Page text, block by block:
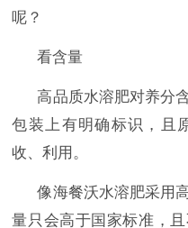
呢？
看含量
高品质水溶肥对养分
包装上有明确标识，且
收、利用。
像海餐沃水溶肥采用
量只会高于国家标准，